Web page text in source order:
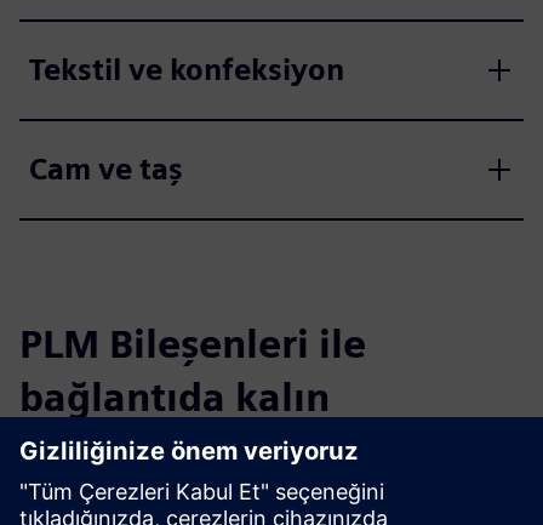
Tekstil ve konfeksiyon
Cam ve taş
PLM Bileşenleri ile
bağlantıda kalın